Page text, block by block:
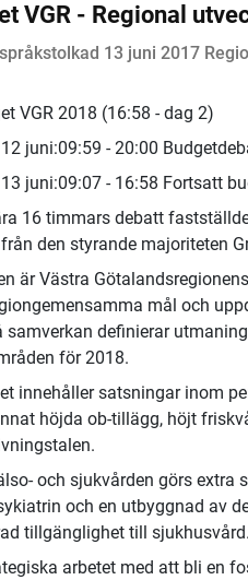
VGR - Regional
13 juni 2017
VGR 2018 (16:58 - dag 2)
12 juni:09:59 - 20:00
13 juni:09:07 - 16:58 Fortsatt
16 timmars debatt
den styrande majoriteten
är Västra
mål och
samverkan definierar
för 2018.
innehåller satsningar inom
höjda ob-tillägg, höjt
och sjukvården görs
och en utbyggnad av
tillgänglighet till sjukhusvård.
arbetet med att bli en